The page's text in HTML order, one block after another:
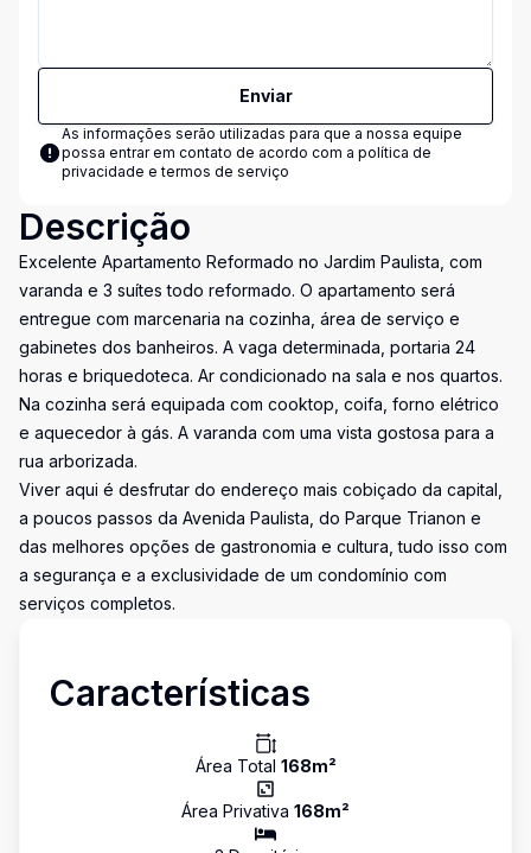
Enviar
As informações serão utilizadas para que a nossa equipe
possa entrar em contato de acordo com a política de
privacidade e termos de serviço
Descrição
Excelente Apartamento Reformado no Jardim Paulista, com
varanda e 3 suítes todo reformado. O apartamento será
entregue com marcenaria na cozinha, área de serviço e
gabinetes dos banheiros. A vaga determinada, portaria 24
horas e briquedoteca. Ar condicionado na sala e nos quartos.
Na cozinha será equipada com cooktop, coifa, forno elétrico
e aquecedor à gás. A varanda com uma vista gostosa para a
rua arborizada.
Viver aqui é desfrutar do endereço mais cobiçado da capital,
a poucos passos da Avenida Paulista, do Parque Trianon e
das melhores opções de gastronomia e cultura, tudo isso com
a segurança e a exclusividade de um condomínio com
serviços completos.
Características
Área Total 168m²
Área Privativa 168m²